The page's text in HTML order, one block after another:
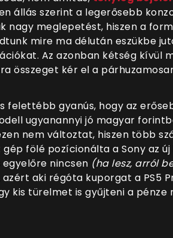
állás szerint a legerősebb
nagy meglepetést, hiszen a
mire ma délután eszükbe
Az azonban kétség kívül
összeget kér el a
felettébb gyanús, hogy az
ugyanannyi jó magyar
nem változtat, hiszen több
fölé pozícionálta a Sony az
egyelőre nincsen (ha lesz, arról
azért aki régóta kuporgat a PS5
kis türelmet is gyűjteni a pénze